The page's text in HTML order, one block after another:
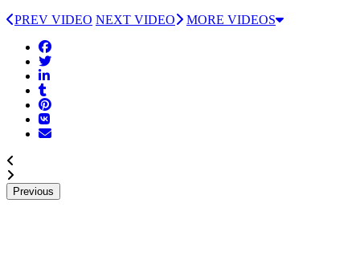
PREV VIDEO NEXT VIDEO MORE VIDEOS
Previous